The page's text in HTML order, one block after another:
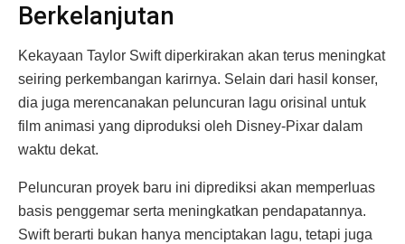
Berkelanjutan
Kekayaan Taylor Swift diperkirakan akan terus meningkat
seiring perkembangan karirnya. Selain dari hasil konser,
dia juga merencanakan peluncuran lagu orisinal untuk
film animasi yang diproduksi oleh Disney-Pixar dalam
waktu dekat.
Peluncuran proyek baru ini diprediksi akan memperluas
basis penggemar serta meningkatkan pendapatannya.
Swift berarti bukan hanya menciptakan lagu, tetapi juga